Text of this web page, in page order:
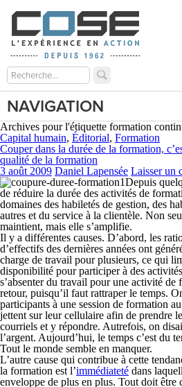
NAVIGATION
Archives pour l'étiquette formation
Capital humain, Éditorial, Formation
Couper dans la durée de la formation,
qualité de la formation
3 août 2009 Daniel Lapensée Laisser un
Depuis
de réduire la durée des activités de
domaines des habiletés de gestion, des
autres et du service à la clientèle. Non
maintient, mais elle s’amplifie.
Il y a différentes causes. D’abord, les
d’effectifs des dernières années ont
charge de travail pour plusieurs, ce qui
disponibilité pour participer à des
s’absenter du travail pour une activité de
retour, puisqu’il faut rattraper le temps.
participants à une session de formation
jettent sur leur cellulaire afin de prendre
courriels et y répondre. Autrefois, on
l’argent. Aujourd’hui, le temps c’est du
Tout le monde semble en manquer.
L’autre cause qui contribue à cette
la formation est l’immédiateté dans
enveloppe de plus en plus. Tout doit être